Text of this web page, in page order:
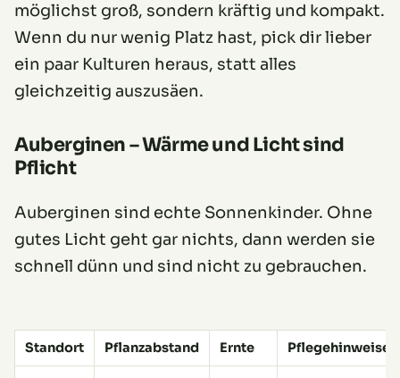
möglichst groß, sondern kräftig und kompakt.
Wenn du nur wenig Platz hast, pick dir lieber
ein paar Kulturen heraus, statt alles
gleichzeitig auszusäen.
Auberginen – Wärme und Licht sind
Pflicht
Auberginen sind echte Sonnenkinder. Ohne
gutes Licht geht gar nichts, dann werden sie
schnell dünn und sind nicht zu gebrauchen.
Standort Pflanzabstand Ernte Pflegehinweise